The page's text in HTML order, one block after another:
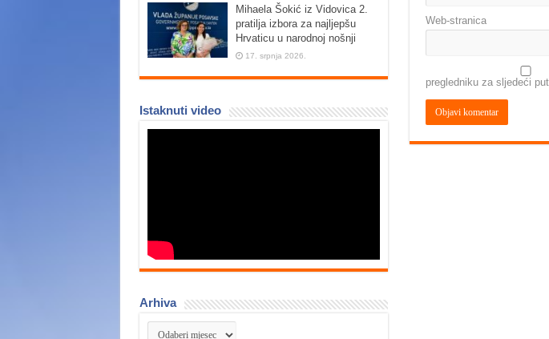
Web-stranica
pregledniku za sljedeći
Mihaela Šokić iz Vidovica 2.
pratilja izbora za najljepšu
Hrvaticu u narodnoj nošnji
17. srpnja 2026.
Istaknuti video
Arhiva
Arhiva